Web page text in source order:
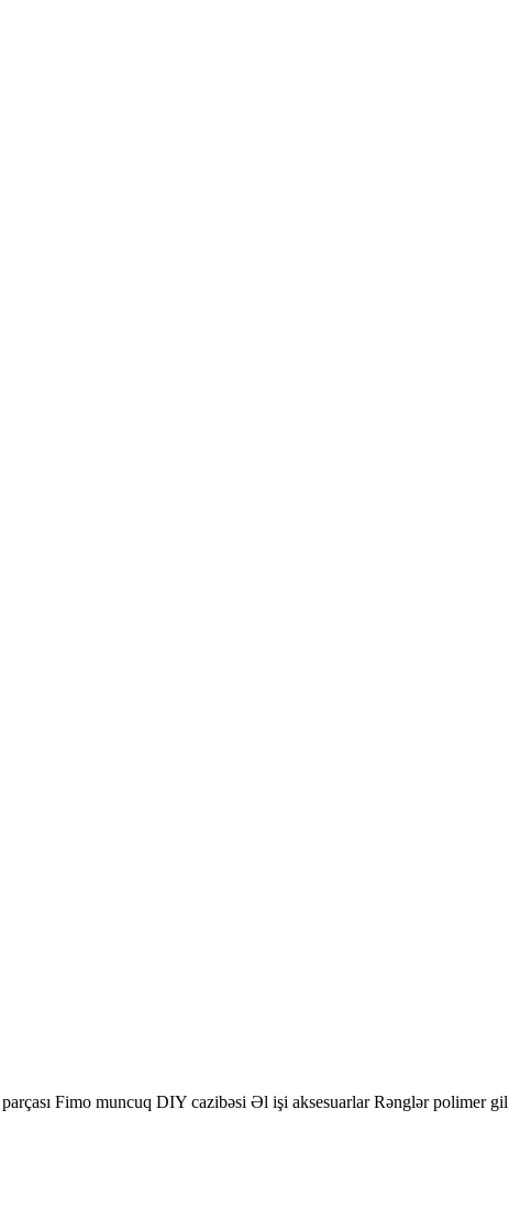
Fimo muncuq DIY cazibəsi Əl işi aksesuarlar Rənglər polimer gil